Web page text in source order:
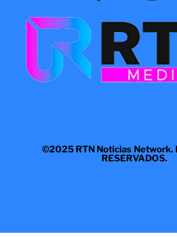
©2025 RTN Noticias Network.
RESERVADOS.